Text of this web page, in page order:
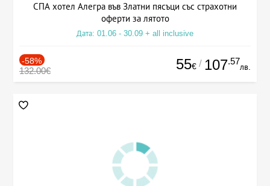
СПА хотел Алегра във Златни пясъци със страхотни
оферти за лятото
Дата: 01.06 - 30.09 + all inclusive
-58%
132.00€ 55€ / 107.57
лв.